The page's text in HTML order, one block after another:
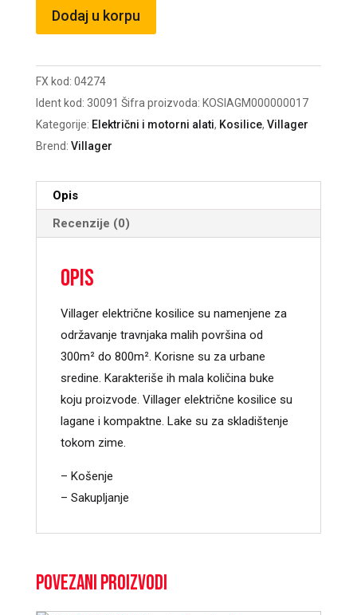
Električna
kosilica
Dodaj u korpu
FX kod: 04274
Ident kod: 30091 Šifra proizvoda: KOSIAGM000000017
Kategorije: Električni i motorni alati, Kosilice, Villager
Brend: Villager
Opis
Recenzije (0)
Opis
Villager električne kosilice su namenjene za
održavanje travnjaka malih površina od
300m² do 800m². Korisne su za urbane
sredine. Karakteriše ih mala količina buke
koju proizvode. Villager električne kosilice su
lagane i kompaktne. Lake su za skladištenje
tokom zime.
– Košenje
– Sakupljanje
Povezani proizvodi